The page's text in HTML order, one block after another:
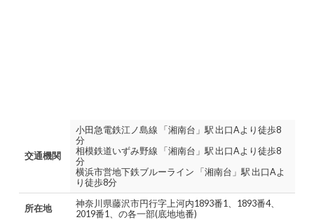
交通機関
小田急電鉄江ノ島線 「湘南台」駅 出口Aより徒歩8
分
相模鉄道いずみ野線 「湘南台」駅 出口Aより徒歩8
分
横浜市営地下鉄ブルーライン 「湘南台」駅 出口Aよ
り徒歩8分
所在地
神奈川県藤沢市円行字上河内1893番1、1893番4、
2019番1、の各一部(底地地番)